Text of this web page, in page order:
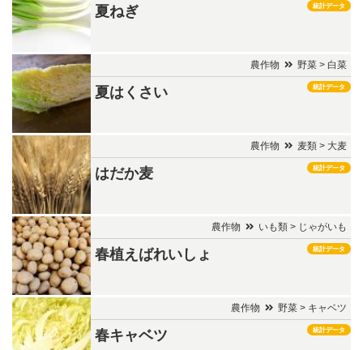
統計データ
夏ねぎ
農作物 野菜 > 白菜
統計データ
夏はくさい
農作物 麦類 > 大麦
統計データ
はだか麦
農作物 いも類 > じゃがいも
統計データ
春植えばれいしょ
農作物 野菜 > キャベツ
統計データ
春キャベツ